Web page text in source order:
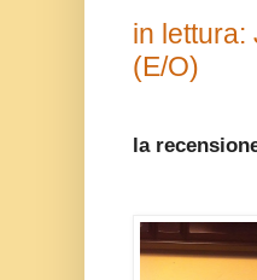
in lettura:
(E/O)
la